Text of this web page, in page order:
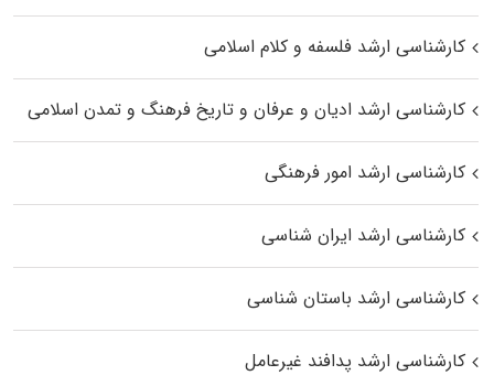
کارشناسی ارشد فلسفه و کلام اسلامی
کارشناسی ارشد ادیان و عرفان و تاریخ فرهنگ و تمدن اسلامی
کارشناسی ارشد امور فرهنگی
کارشناسی ارشد ایران شناسی
کارشناسی ارشد باستان شناسی
کارشناسی ارشد پدافند غیرعامل